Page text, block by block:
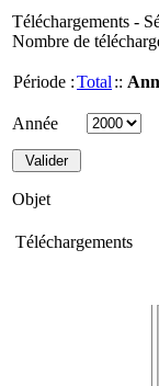
Téléchargements -
Nombre de
Période :Total ::
Année
Objet
Téléchargements